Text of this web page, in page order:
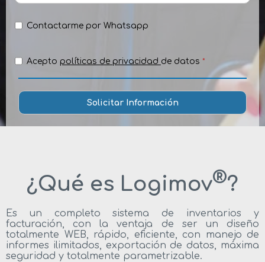
Contactarme por Whatsapp
Acepto políticas de privacidad de datos *
¿Qué es Logimov®?
Es un completo sistema de inventarios y
facturación, con la ventaja de ser un diseño
totalmente WEB, rápido, eficiente, con manejo de
informes ilimitados, exportación de datos, máxima
seguridad y totalmente parametrizable.